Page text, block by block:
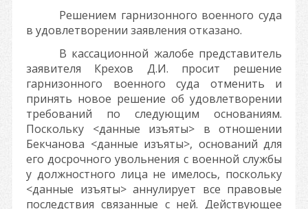
Решением гарнизонного военного суда
в удовлетворении заявления отказано.
В кассационной жалобе представитель
заявителя Крехов Д.И. просит решение
гарнизонного военного суда отменить и
принять новое решение об удовлетворении
требований по следующим основаниям.
Поскольку <данные изъяты> в отношении
Бекчанова <данные изъяты>, оснований для
его досрочного увольнения с военной службы
у должностного лица не имелось, поскольку
<данные изъяты>аннулирует все правовые
последствия связанные с ней. Действующее